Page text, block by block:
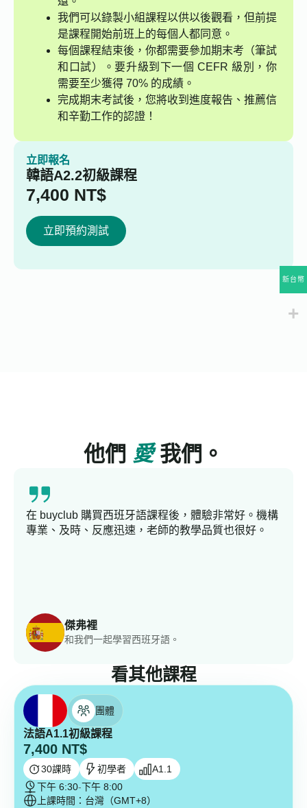
我們可以錄製小組課程以供以後觀看，但前提
是課程開始前班上的每個人都同意。
每個課程結束後，你都需要參加期末考（筆試
和口試）。要升級到下一個 CEFR 級別，你
需要至少獲得 70% 的成績。
完成期末考試後，您將收到進度報告、推薦信
和辛勤工作的認證！
立即報名
韓語A2.2初級課程
7,400 NT$
立即預約測試
他們 愛我們。
傑弗裡
和我們一起學習西班牙語。
在 buyclub 購買西班牙語課程後，體驗非常好。機構
專業、及時、反應迅速，老師的教學品質也很好。
看其他課程
團體
法語A1.1初級課程
7,400 NT$
30課時 初學者
A1.1
下午 6:30-下午 8:00
上課時間：台灣（GMT+8）
新台幣